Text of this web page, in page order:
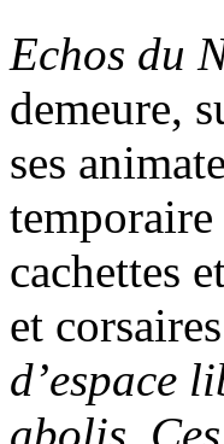
Echos du
demeure,
ses
cachettes
et
d’espace
abolis.